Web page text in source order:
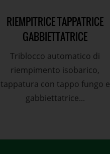
RIEMPITRICE TAPPATRICE
GABBIETTATRICE
Triblocco automatico di
riempimento isobarico,
tappatura con tappo fungo e
gabbiettatrice...